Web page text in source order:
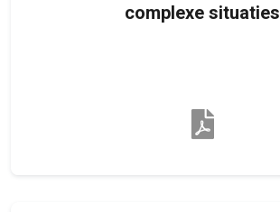
complexe situaties